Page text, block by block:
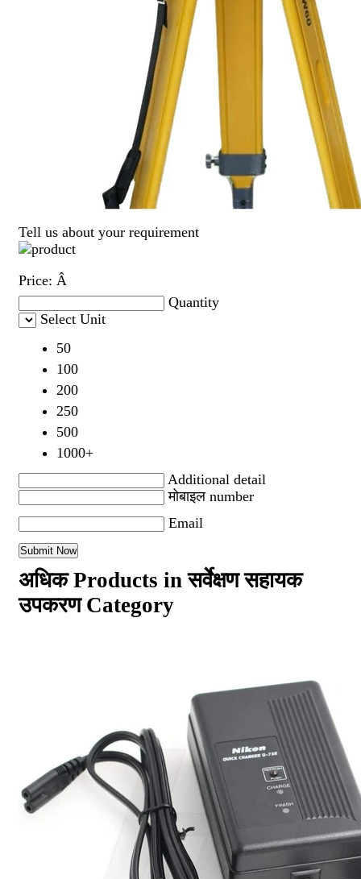
Tell us about your requirement
Price: Â
Quantity
Select Unit
50
100
200
250
500
1000+
Additional detail
मोबाइल number
Email
अधिक Products in सर्वेक्षण सहायक
उपकरण Category